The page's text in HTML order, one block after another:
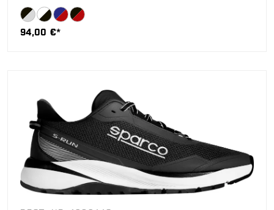
94,00 €*